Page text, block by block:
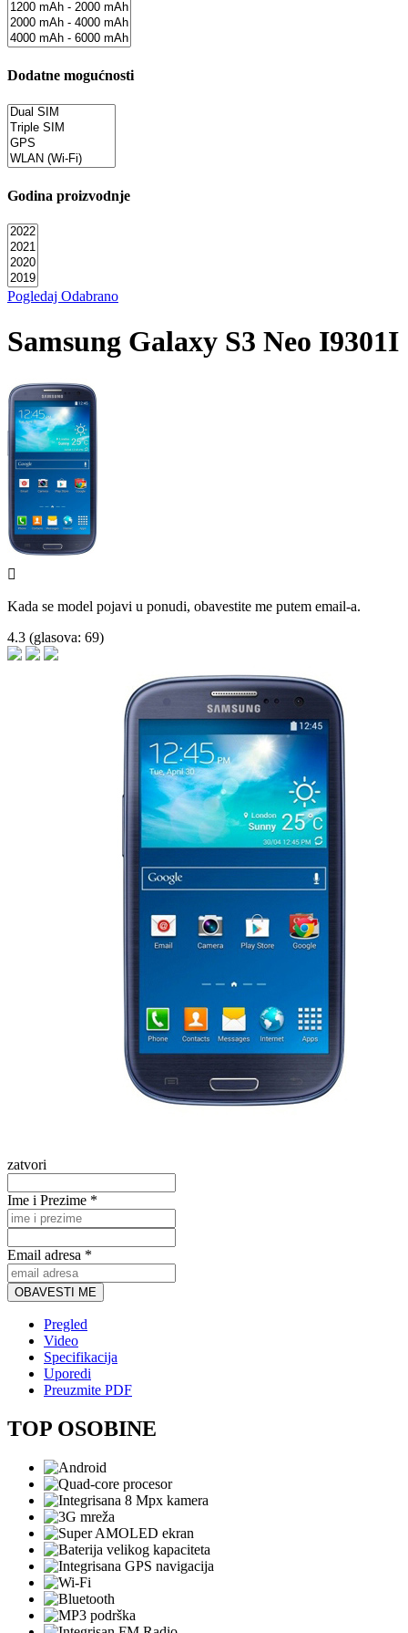
Dodatne mogućnosti
Godina proizvodnje
Pogledaj Odabrano
Samsung Galaxy S3 Neo I9301I

Kada se model pojavi u ponudi, obavestite me putem email-a.
4.3 (glasova: 69)
zatvori
Ime i Prezime *
Email adresa *
OBAVESTI ME
Pregled
Video
Specifikacija
Uporedi
Preuzmite PDF
TOP OSOBINE